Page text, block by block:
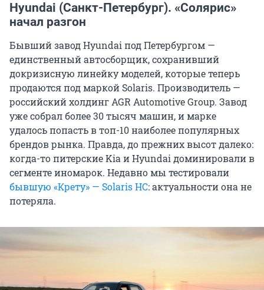
Hyundai (Санкт-Петербург). «Солярис»
начал разгон
Бывший завод Hyundai под Петербургом —
единственный автосборщик, сохранивший
докризисную линейку моделей, которые теперь
продаются под маркой Solaris. Производитель —
российский холдинг AGR Automotive Group. Завод
уже собрал более 30 тысяч машин, и марке
удалось попасть в топ-10 наиболее популярных
брендов рынка. Правда, до прежних высот далеко:
когда-то питерские Kia и Hyundai доминировали в
сегменте иномарок. Недавно мы тестировали
бывшую «Крету» — Solaris HC: актуальности она не
потеряла.